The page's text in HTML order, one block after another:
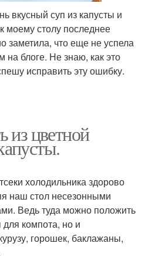
вкусный суп из капусты и
моему столу последнее
заметила, что еще не успела
на блоге. Не знаю, как это
исправить эту ошибку.
из цветной
холодильника здорово
наш стол несезонными
Ведь туда можно положить
компота, но и
горошек, баклажаны,